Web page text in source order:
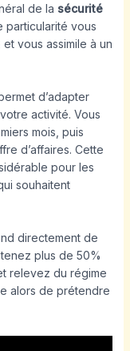
de la sécurité
particularité vous
vous assimile à un
d’adapter
activité. Vous
mois, puis
d’affaires. Cette
pour les
souhaitent
directement de
plus de 50%
relevez du régime
alors de prétendre